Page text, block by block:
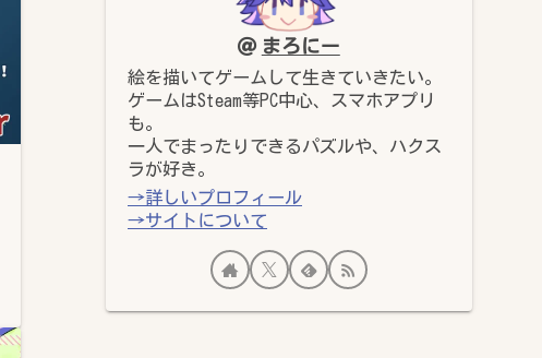
まろにー
絵を描いてゲームして生きていきたい。
ゲームはSteam等PC中心、スマホアプリ
も。
一人でまったりできるパズルや、ハクス
ラが好き。
→詳しいプロフィール
→サイトについて